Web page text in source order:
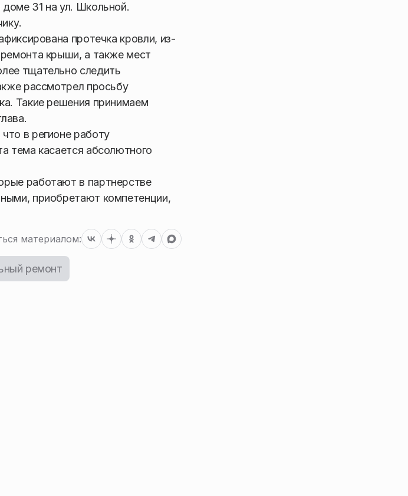
31 на ул. Школьной.
протечка кровли, из-
крыши, а также мест
тщательно следить
рассмотрел просьбу
Такие решения принимаем
в регионе работу
тема касается абсолютного
работают в партнерстве
приобретают компетенции,
материалом:
ремонт